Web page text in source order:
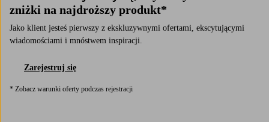
zniżki na najdroższy produkt*
Jako klient jesteś pierwszy z ekskluzywnymi ofertami, ekscytującymi
wiadomościami i mnóstwem inspiracji.
Zarejestruj się
* Zobacz warunki oferty podczas rejestracji